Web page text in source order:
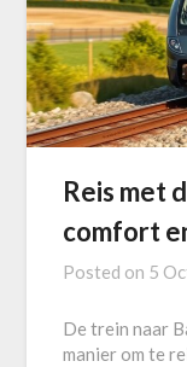
Reis met
comfort
Posted on 5
De trein naar
manier om te